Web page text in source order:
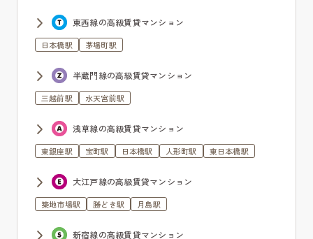
東西線の高級賃貸マンション
日本橋駅 茅場町駅
半蔵門線の高級賃貸マンション
三越前駅 水天宮前駅
浅草線の高級賃貸マンション
東銀座駅 宝町駅 日本橋駅 人形町駅 東日本橋駅
大江戸線の高級賃貸マンション
築地市場駅 勝どき駅 月島駅
新宿線の高級賃貸マンション